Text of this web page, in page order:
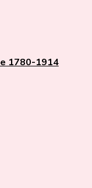
1780-1914